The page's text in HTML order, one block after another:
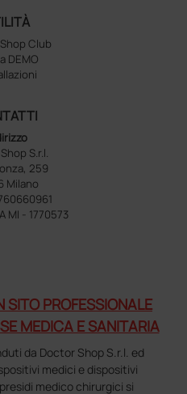
Club
DEMO
S.r.l.
259
Milano
MI - 1770573
SITO PROFESSIONALE
MEDICA E SANITARIA
da Doctor Shop S.r.l. ed
medici e dispositivi
medico chirurgici si